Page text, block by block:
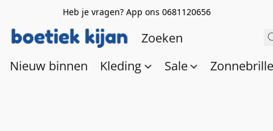
Heb je vragen? App ons 0681120656
Nieuw binnen Kleding Sale